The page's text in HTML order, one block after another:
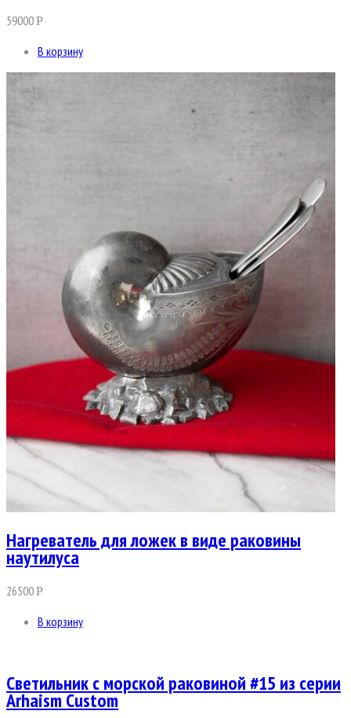
59000Р
В корзину
Нагреватель для ложек в виде раковины
наутилуса
26500Р
В корзину
Светильник с морской раковиной #15 из серии
Arhaism Custom